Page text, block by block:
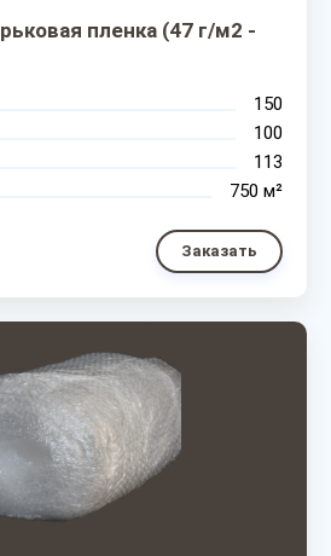
пленка (47 г/м2 -
150
100
113
750 м²
Заказать